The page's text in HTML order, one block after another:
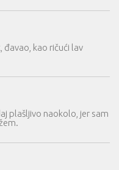
đavao, kao ričući lav
plašljivo naokolo, jer sam